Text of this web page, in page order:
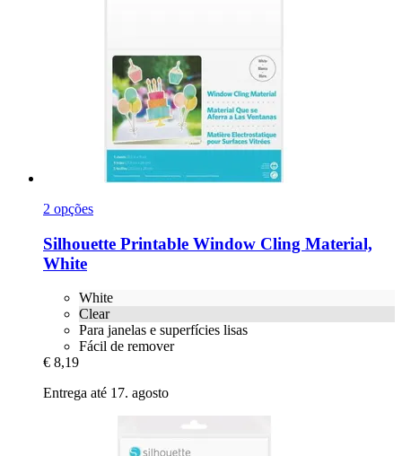
2 opções
Silhouette Printable Window Cling Material,
White
White
Clear
Para janelas e superfícies lisas
Fácil de remover
€ 8,19
Entrega até 17. agosto